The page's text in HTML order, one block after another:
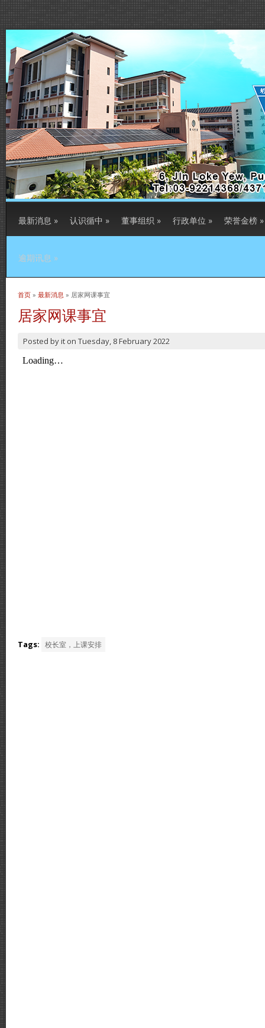
最新消息 » 认识循中 » 董事组织 » 行政单位 » 荣誉金榜 »
逾期讯息 »
当前位置
首页 » 最新消息 » 居家网课事宜
居家网课事宜
Posted byit on Tuesday, 8 February 2022
Tags: 校长室，上课安排